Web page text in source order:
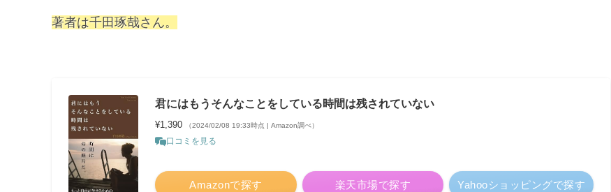
著者は千田琢哉さん。
君にはもうそんなことをしている時間は残されていない
¥1,390 （2024/02/08 19:33時点 | Amazon調べ）
口コミを見る
Amazonで探す 楽天市場で探す Yahooショッピングで探す